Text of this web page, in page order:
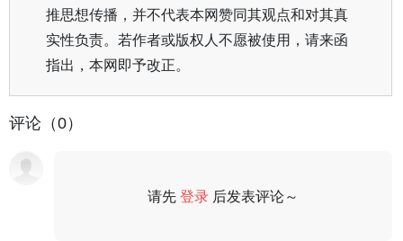
推思想传播，并不代表本网赞同其观点和对其真
实性负责。若作者或版权人不愿被使用，请来函
指出，本网即予改正。
评论（0）
请先登录 后发表评论～